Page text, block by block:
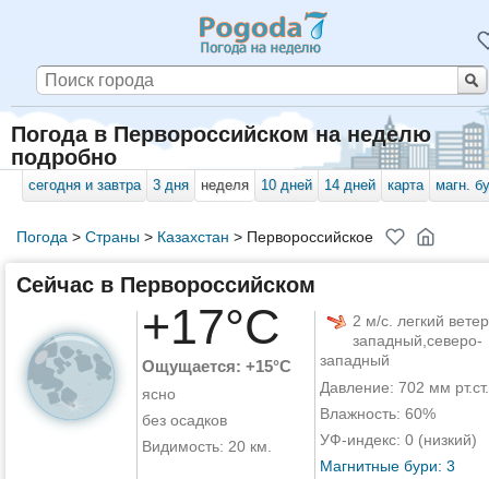
Погода в Первороссийском на неделю
подробно
сегодня и завтра 3 дня неделя 10 дней 14 дней карта магн.
Погода > Страны> Казахстан > Первороссийское
Сейчас в Первороссийском
+17°C
Ощущается: +15°C
ясно
без осадков
Видимость: 20 км.
2 м/с. легкий
западный,северо-
западный
Давление: 702 мм рт.ст.
Влажность: 60%
УФ-индекс: 0 (низкий)
Магнитные бури: 3